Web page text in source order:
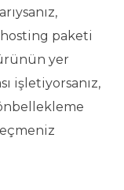
hosting paketi
yer
işletiyorsanız,